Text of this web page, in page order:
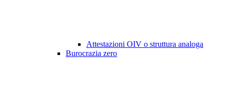
Attestazioni OIV o struttura analoga
Burocrazia zero